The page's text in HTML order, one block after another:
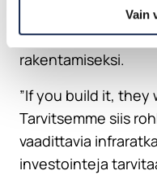
Vain
vedyn
polttoaineiksi, ovat
rakentamiseksi.
”If you build it, they
Tarvitsemme siis
vaadittavia
investointeja